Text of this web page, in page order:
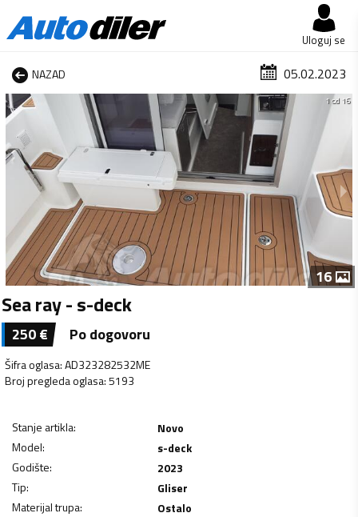
Uloguj se
NAZAD 05.02.2023
1 od 16
16
Sea ray - s-deck
250€ Po dogovoru
Šifra oglasa:AD323282532ME
Broj pregleda oglasa:5193
Stanje artikla:
Novo
Model:
s-deck
Godište:
2023
Tip:
Gliser
Materijal trupa:
Ostalo